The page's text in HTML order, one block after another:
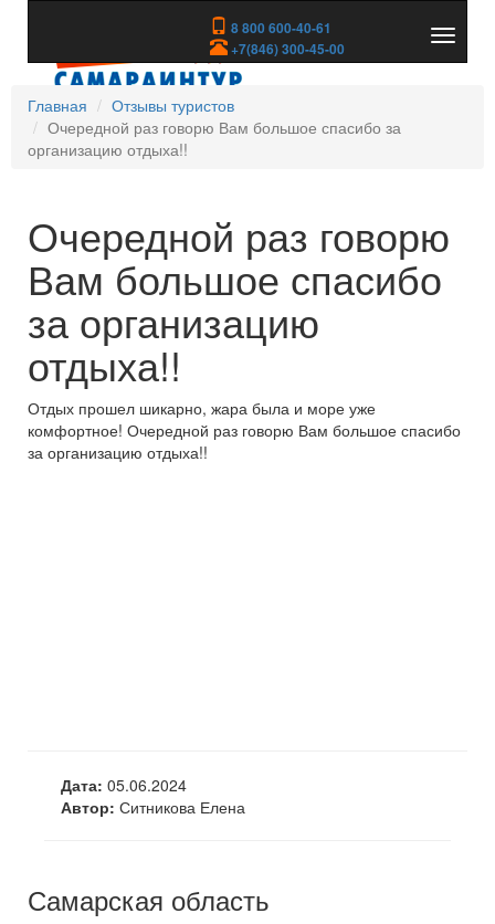
8 800 600-40-61
+7(846) 300-45-00
скрыть
Главная
Отзывы туристов
Очередной раз говорю Вам большое спасибо за
организацию отдыха!!
Очередной раз говорю
Вам большое спасибо
за организацию
отдыха!!
Отдых прошел шикарно, жара была и море уже
комфортное! Очередной раз говорю Вам большое спасибо
за организацию отдыха!!
Дата: 05.06.2024
Автор: Ситникова Елена
Самарская область